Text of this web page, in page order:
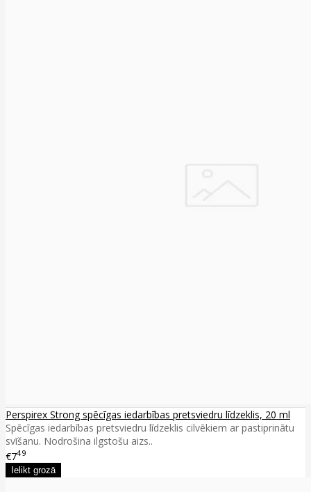
Perspirex Strong spēcīgas iedarbības pretsviedru līdzeklis, 20 ml
Spēcīgas iedarbības pretsviedru līdzeklis cilvēkiem ar pastiprinātu
svīšanu. Nodrošina ilgstošu aizs..
€749